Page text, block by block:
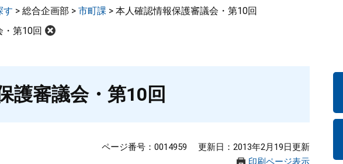
す > 総合企画部 > 市町課 > 本人確認情報保護審議会・第10回
・第10回
護審議会・第10回
ページ番号：0014959
更新日：2013年2月19日更新
印刷ページ表示